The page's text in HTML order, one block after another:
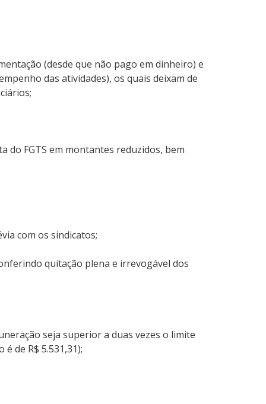
(desde que não pago em dinheiro) e
das atividades), os quais deixam de
do FGTS em montantes reduzidos, bem
com os sindicatos;
quitação plena e irrevogável dos
seja superior a duas vezes o limite
de R$ 5.531,31);